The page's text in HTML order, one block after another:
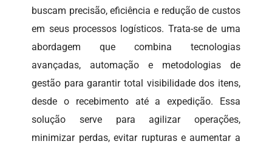
buscam precisão, eficiência e redução de custos
em seus processos logísticos. Trata-se de uma
abordagem que combina tecnologias
avançadas, automação e metodologias de
gestão para garantir total visibilidade dos itens,
desde o recebimento até a expedição. Essa
solução serve para agilizar operações,
minimizar perdas, evitar rupturas e aumentar a